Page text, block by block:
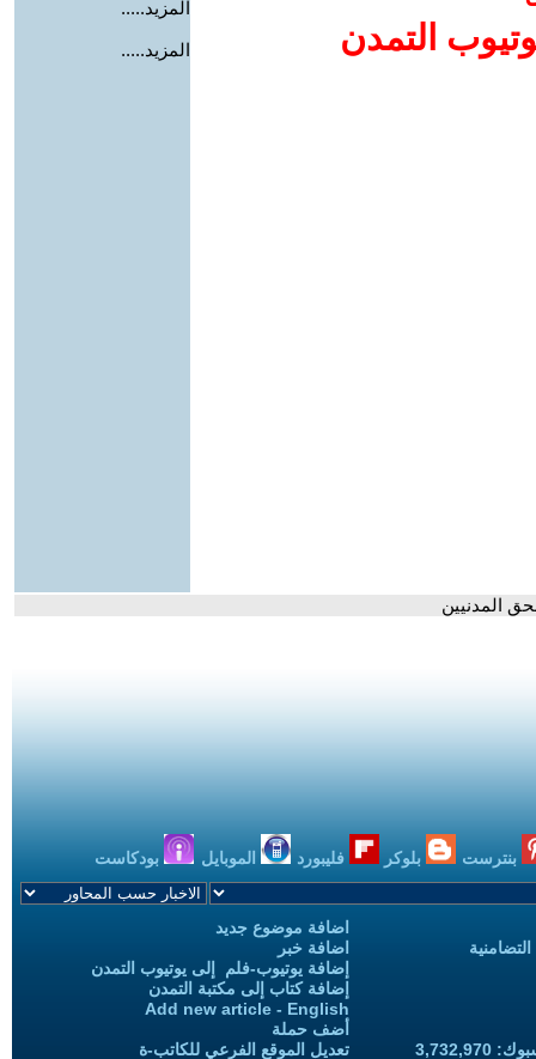
التمدن
المزيد.....
المزيد.....
المدنيين
بنترست بلوكر فليبورد الموبايل بودكاست
اضافة موضوع جديد
اضافة خبر
إضافة يوتيوب-فلم إلى يوتيوب التمدن
إضافة كتاب إلى مكتبة التمدن
Add new article - English
أضف حملة
تعديل الموقع الفرعي للكاتب-ة